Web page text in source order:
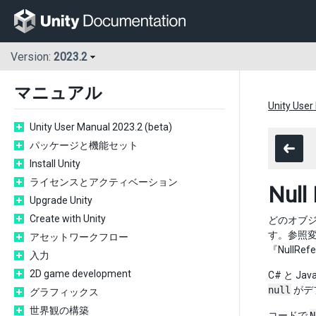
Version: 2023.2
マニュアル
Unity User Manual 2023.2 (beta)
パッケージと機能セット
Install Unity
ライセンスとアクティベーション
Upgrade Unity
Create with Unity
アセットワークフロー
入力
2D game development
グラフィックス
世界観の構築
Unity
Null
どのオブ
す。参照
『
C# と
null がデ